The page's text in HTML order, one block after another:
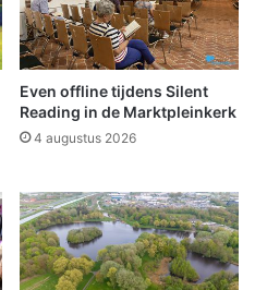
Even offline tijdens Silent
Reading in de Marktpleinkerk
4 augustus 2026